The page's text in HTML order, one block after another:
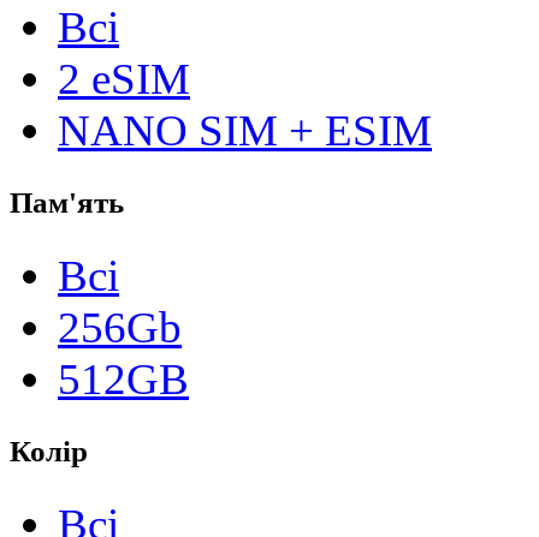
Всі
2 eSIM
NANO SIM + ESIM
Пам'ять
Всі
256Gb
512GB
Колір
Всі